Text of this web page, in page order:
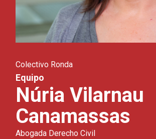
Colectivo Ronda
Equipo
Núria Vilarnau
Canamassas
Abogada Derecho Civil